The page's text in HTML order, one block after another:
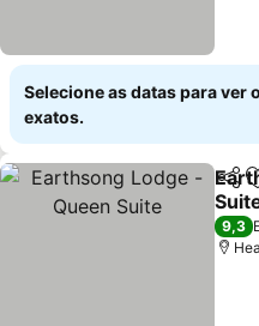
Selecione as datas para ver
exatos.
Ver
9,3